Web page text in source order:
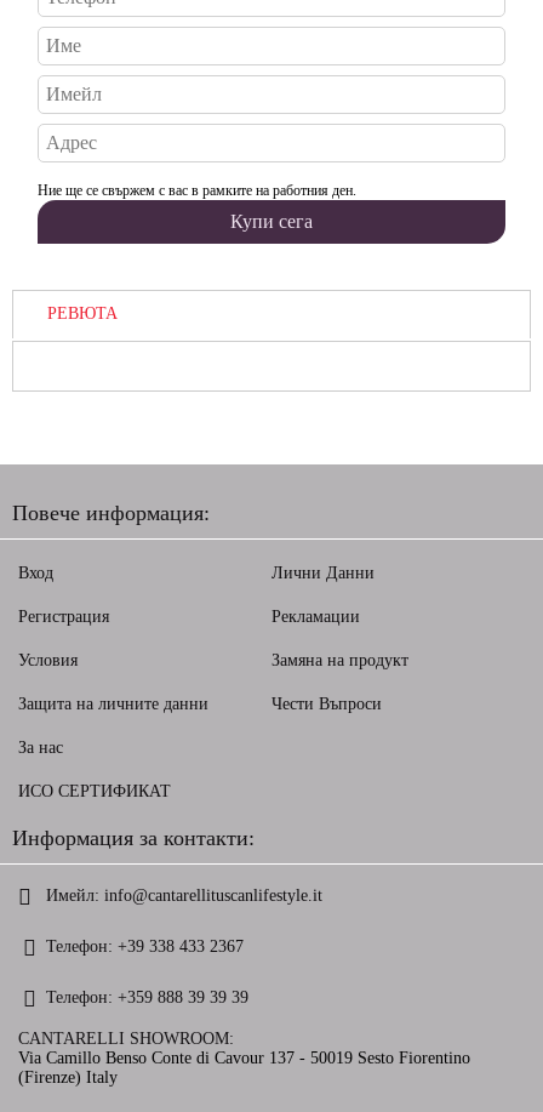
Ние ще се свържем с вас в рамките на работния ден.
РЕВЮТА
Повече информация:
Вход
Регистрация
Условия
Защита на личните данни
Лични Данни
Рекламации
Замяна на продукт
Чести Въпроси
За нас
ИСО СЕРТИФИКАТ
Информация за контакти:
Имейл: info@cantarellituscanlifestyle.it
Телефон: +39 338 433 2367
Телефон: +359 888 39 39 39
CANTARELLI SHOWROOM:
Via Camillo Benso Conte di Cavour 137 - 50019 Sesto Fiorentino
(Firenze) Italy